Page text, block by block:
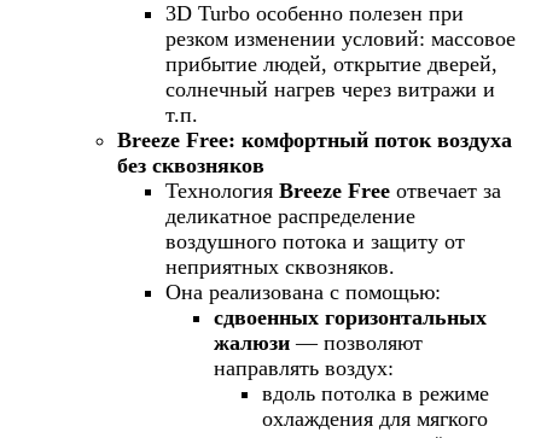
3D Turbo особенно полезен при
резком изменении условий: массовое
прибытие людей, открытие дверей,
солнечный нагрев через витражи и
т.п.
Breeze Free: комфортный поток воздуха
без сквозняков
Технология Breeze Free отвечает за
деликатное распределение
воздушного потока и защиту от
неприятных сквозняков.
Она реализована с помощью:
сдвоенных горизонтальных
жалюзи — позволяют
направлять воздух:
вдоль потолка в режиме
охлаждения для мягкого